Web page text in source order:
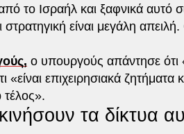
το Ισραήλ και ξαφνικά αυτό
στρατηγική είναι μεγάλη
ο υπουργούς απάντησε ότι
επιχειρησιακά ζητήματα
τέλος».
τα δίκτυα